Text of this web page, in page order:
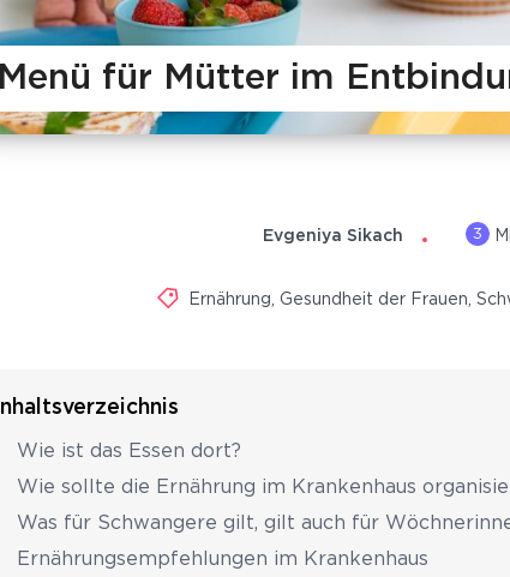
Menü für Mütter im
Evgeniya Sikach 3
Ernährung Gesundheit der Frauen
Inhaltsverzeichnis
Wie ist das Essen dort?
Wie sollte die Ernährung im Krankenhaus
Was für Schwangere gilt, gilt auch für
Ernährungsempfehlungen im Krankenhaus